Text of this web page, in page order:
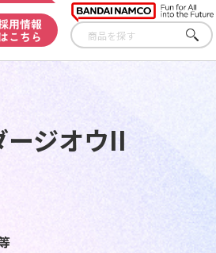
用情報
こちら
さが
す
ージオウII